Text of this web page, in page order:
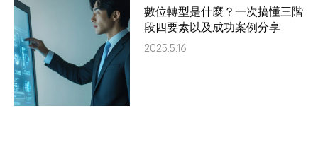
數位轉型是什麼？一次搞懂三階
段四要素以及成功案例分享
2025.5.16